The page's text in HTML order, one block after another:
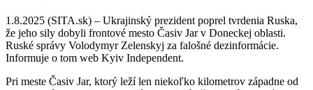
1.8.2025 (SITA.sk) – Ukrajinský prezident poprel tvrdenia Ruska,
že jeho sily dobyli frontové mesto Časiv Jar v Doneckej oblasti.
Ruské správy Volodymyr Zelenskyj za falošné dezinformácie.
Informuje o tom web Kyiv Independent.
Pri meste Časiv Jar, ktorý leží len niekoľko kilometrov západne od